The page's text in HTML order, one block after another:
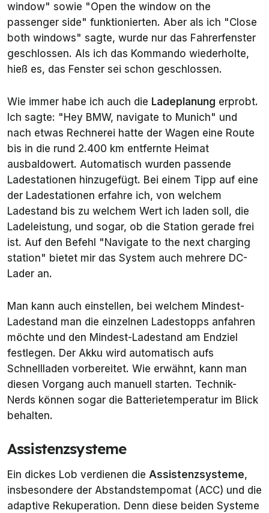
window" sowie "Open the window on the
passenger side" funktionierten. Aber als ich "Close
both windows" sagte, wurde nur das Fahrerfenster
geschlossen. Als ich das Kommando wiederholte,
hieß es, das Fenster sei schon geschlossen.
Wie immer habe ich auch die Ladeplanung erprobt.
Ich sagte: "Hey BMW, navigate to Munich" und
nach etwas Rechnerei hatte der Wagen eine Route
bis in die rund 2.400 km entfernte Heimat
ausbaldowert. Automatisch wurden passende
Ladestationen hinzugefügt. Bei einem Tipp auf eine
der Ladestationen erfahre ich, von welchem
Ladestand bis zu welchem Wert ich laden soll, die
Ladeleistung, und sogar, ob die Station gerade frei
ist. Auf den Befehl "Navigate to the next charging
station" bietet mir das System auch mehrere DC-
Lader an.
Man kann auch einstellen, bei welchem Mindest-
Ladestand man die einzelnen Ladestopps anfahren
möchte und den Mindest-Ladestand am Endziel
festlegen. Der Akku wird automatisch aufs
Schnellladen vorbereitet. Wie erwähnt, kann man
diesen Vorgang auch manuell starten. Technik-
Nerds können sogar die Batterietemperatur im Blick
behalten.
Assistenzsysteme
Ein dickes Lob verdienen die Assistenzsysteme,
insbesondere der Abstandstempomat (ACC) und die
adaptive Rekuperation. Denn diese beiden Systeme